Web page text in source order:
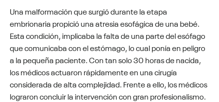
Una malformación que surgió durante la etapa
embrionaria propició una atresia esofágica de una bebé.
Esta condición, implicaba la falta de una parte del esófago
que comunicaba con el estómago, lo cual ponía en peligro
a la pequeña paciente. Con tan solo 30 horas de nacida,
los médicos actuaron rápidamente en una cirugía
considerada de alta complejidad. Frente a ello, los médicos
lograron concluir la intervención con gran profesionalismo.